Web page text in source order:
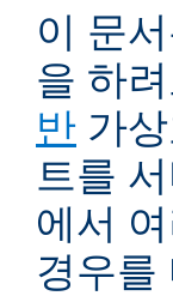
이 문
을 하
반 가
트를
에서
경우를